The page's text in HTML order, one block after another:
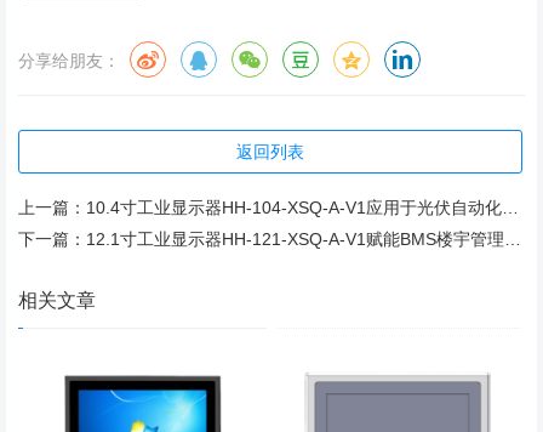
分享给朋友：
返回列表
上一篇： 10.4寸工业显示器HH-104-XSQ-A-V1应用于光伏自动化设备，助力绿色低碳能源发展
下一篇： 12.1寸工业显示器HH-121-XSQ-A-V1赋能BMS楼宇管理解决方案：让建筑“活起来”
相关文章